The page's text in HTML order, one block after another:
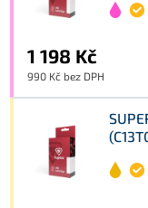
1 198 Kč
990 Kč bez DPH